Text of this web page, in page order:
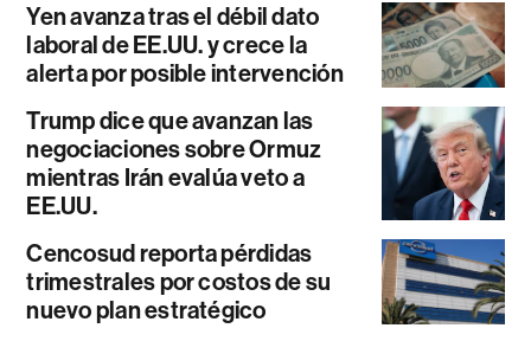
Yen avanza tras el débil dato
laboral de EE.UU. y crece la
alerta por posible intervención
Trump dice que avanzan las
negociaciones sobre Ormuz
mientras Irán evalúa veto a
EE.UU.
Cencosud reporta pérdidas
trimestrales por costos de su
nuevo plan estratégico